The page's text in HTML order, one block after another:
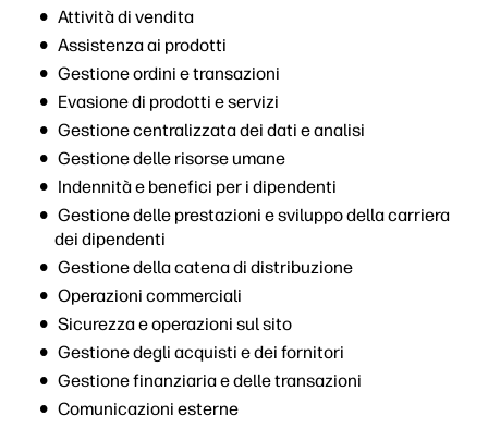
Attività di vendita
Assistenza ai prodotti
Gestione ordini e transazioni
Evasione di prodotti e servizi
Gestione centralizzata dei dati e analisi
Gestione delle risorse umane
Indennità e benefici per i dipendenti
Gestione delle prestazioni e sviluppo della carriera
dei dipendenti
Gestione della catena di distribuzione
Operazioni commerciali
Sicurezza e operazioni sul sito
Gestione degli acquisti e dei fornitori
Gestione finanziaria e delle transazioni
Comunicazioni esterne